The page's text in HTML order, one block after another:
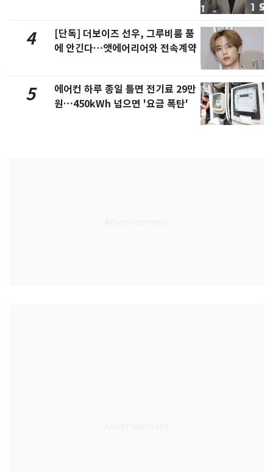
4
[단독] 더보이즈 선우, 그루비룸 품
에 안긴다…앳에어리어와 전속계약
5
에어컨 하루 종일 틀면 전기료 29만
원…450kWh 넘으면 '요금 폭탄'